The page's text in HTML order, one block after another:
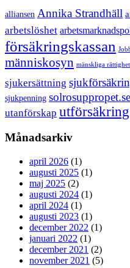
alliansen Annika Strandhäll
arbetslöshet
försäkringskassan
människosyn mänskliga
sjukersättning
sjukpenning solrosuppropet.se
utanförskap utförsäkring
Månadsarkiv
april 2026 (1)
augusti 2025 (1)
maj 2025 (2)
augusti 2024 (1)
april 2024 (1)
augusti 2023 (1)
december 2022 (1)
januari 2022 (1)
december 2021 (2)
november 2021 (5)